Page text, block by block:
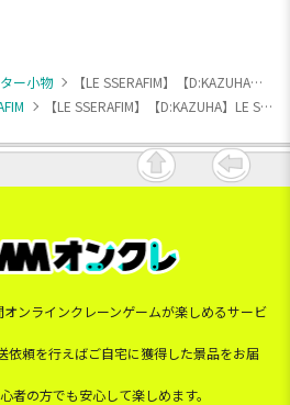
ー小物
【LE SSERAFIM】【D:KAZUHA】LE SSERAFIM ちびぐるみ～FEARLESS～
【LE SSERAFIM】【D:KAZUHA】LE SSERAFIM ちびぐるみ～FEARLESS～
ンラインクレーンゲームが楽しめるサービ
頼を行えばご自宅に獲得した景品をお届
者の方でも安心して楽しめます。